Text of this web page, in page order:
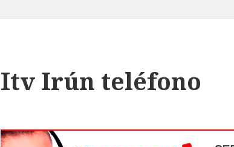
Itv Irún teléfono